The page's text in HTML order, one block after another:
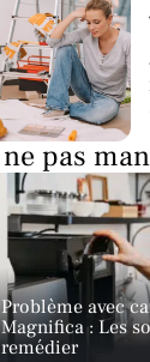
pas
Problème avec
Magnifica : Les
remédier